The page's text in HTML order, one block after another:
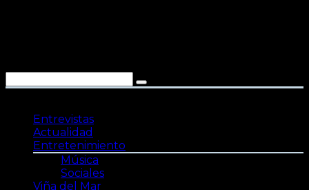
Entrevistas
Actualidad
Entretenimiento
Música
Sociales
Viña del Mar